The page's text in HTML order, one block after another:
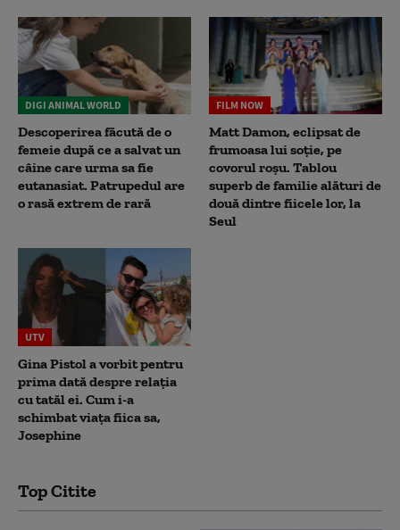
DIGI ANIMAL WORLD
Descoperirea făcută de o
femeie după ce a salvat un
câine care urma sa fie
eutanasiat. Patrupedul are
o rasă extrem de rară
FILM NOW
Matt Damon, eclipsat de
frumoasa lui soție, pe
covorul roșu. Tablou
superb de familie alături de
două dintre fiicele lor, la
Seul
UTV
Gina Pistol a vorbit pentru
prima dată despre relația
cu tatăl ei. Cum i-a
schimbat viața fiica sa,
Josephine
Top Citite